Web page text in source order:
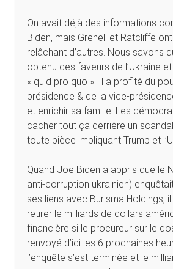
On avait déjà des informations
Biden, mais Grenell et Ratcliffe
relâchant d’autres. Nous savons
obtenu des faveurs de l’Ukraine
« quid pro quo ». Il a profité du
présidence & de la vice-
et enrichir sa famille. Les
cacher tout ça derrière un
toute pièce impliquant Trump et
Quand Joe Biden a appris que le
anti-corruption ukrainien)
ses liens avec Burisma Holdings,
retirer le milliards de dollars
financière si le procureur sur le
renvoyé d’ici les 6 prochaines
l’enquête s’est terminée et le